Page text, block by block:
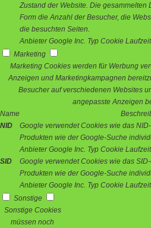
Zustand der Website. Die gesammelten
Form die Anzahl der Besucher, die
die besuchten Seiten.
Anbieter Google Inc. Typ Cookie Laufzeit
Marketing
Marketing Cookies werden für Werbung
Anzeigen und Marketingkampagnen
Besucher auf verschiedenen Websites
angepasste Anzeigen
Name
NID
Google verwendet Cookies wie das
Produkten wie der Google-Suche
Anbieter Google Inc. Typ Cookie Laufzeit
SID
Google verwendet Cookies wie das
Produkten wie der Google-Suche
Anbieter Google Inc. Typ Cookie Laufzeit
Sonstige
Sonstige Cookies
müssen noch